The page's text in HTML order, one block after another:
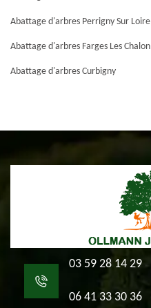
Abattage d'arbres Perrigny Sur Loire
Abattage d'arbres Farges Les Chalon
Abattage d'arbres Curbigny
03 59 28 14 29
06 41 33 30 36